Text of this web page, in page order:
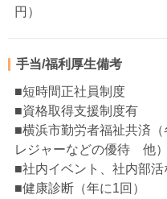
円）
手当/福利厚生備考
■短時間正社員制度
■資格取得支援制度有
■横浜市勤労者福祉共済（
レジャーなどの優待 他）
■社内イベント、社内部
■健康診断（年に1回）